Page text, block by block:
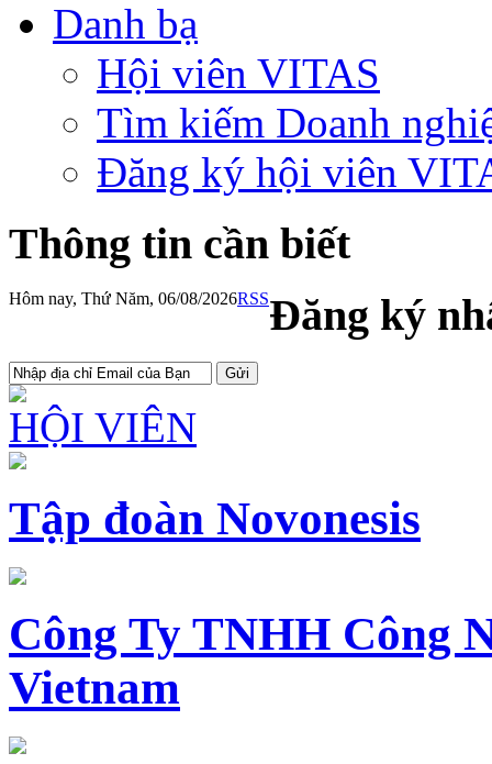
Danh bạ
Hội viên VITAS
Tìm kiếm Doanh
Đăng ký hội viên
Thông tin cần biết
Hôm nay, Thứ Năm, 06/08/2026RSSĐăng ký
HỘI VIÊN
Tập đoàn Novonesis
Công Ty TNHH Công
Vietnam